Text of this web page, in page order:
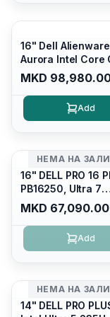
16" Dell Alienware
Aurora Intel Core
240H /16GB RAM
5600mhz/ 1TB
Nvme/rtx4050
Win 11 Home/
MKD
Add
НЕМА НА
16" DELL PRO 16
PB16250, Ultra 7
265U/16GB RAM (1x
16GB) 5600 Mhz
512GB SSD M.2
/cam+mic,bt/
MKD 67,090.00
Add
НЕМА НА
14" DELL PRO